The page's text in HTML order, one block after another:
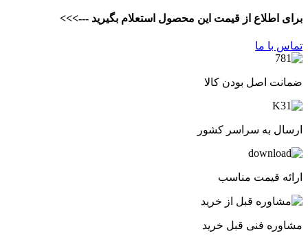
برای اطلاع از قیمت این محصول استعلام بگیرید --->>>
تماس با ما
ضمانت اصل بودن کالا
ارسال به سراسر کشور
ارائه قیمت مناسب
مشاوره فنی قبل خرید